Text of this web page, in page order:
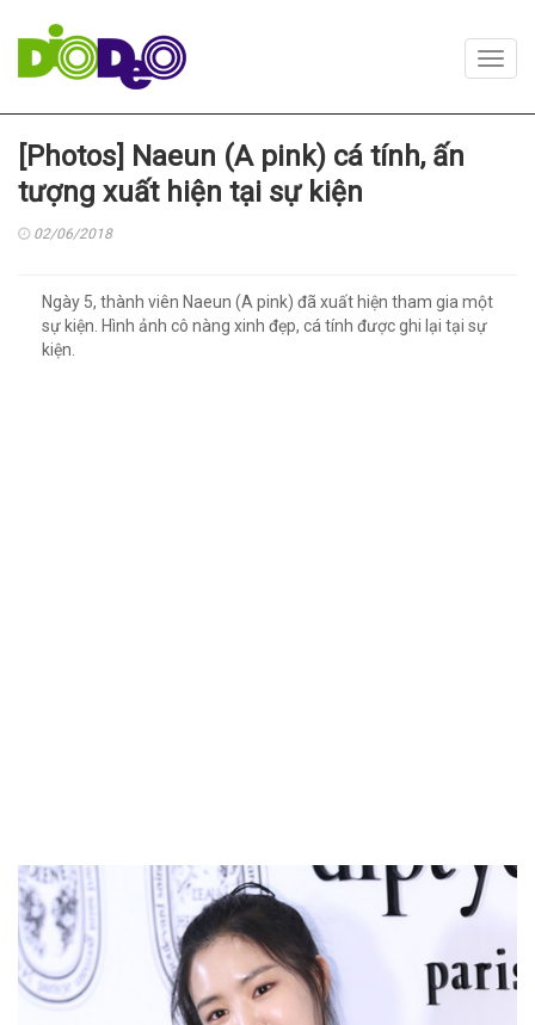
[Photos] Naeun (A pink) cá tính, ấn
tượng xuất hiện tại sự kiện
02/06/2018
Ngày 5, thành viên Naeun (A pink) đã xuất hiện tham gia một
sự kiện. Hình ảnh cô nàng xinh đẹp, cá tính được ghi lại tại sự
kiện.